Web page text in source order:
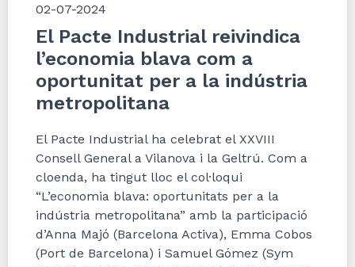
02-07-2024
El Pacte Industrial reivindica
l’economia blava com a
oportunitat per a la indústria
metropolitana
El Pacte Industrial ha celebrat el XXVIII
Consell General a Vilanova i la Geltrú. Com a
cloenda, ha tingut lloc el col·loqui
“L’economia blava: oportunitats per a la
indústria metropolitana” amb la participació
d’Anna Majó (Barcelona Activa), Emma Cobos
(Port de Barcelona) i Samuel Gómez (Sym